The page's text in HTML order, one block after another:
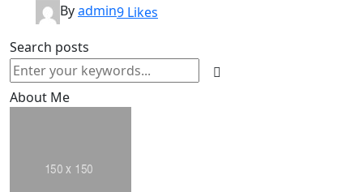
Byadmin9 Likes
Search posts
About Me